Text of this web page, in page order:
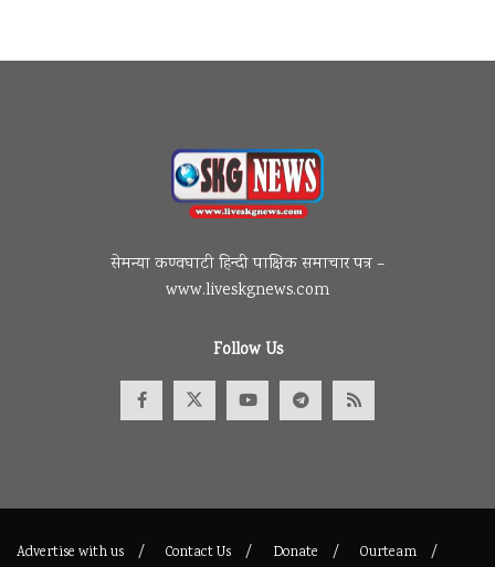
सेमन्या कण्वघाटी हिन्दी पाक्षिक समाचार पत्र –
www.liveskgnews.com
Follow Us
Advertise with us Contact Us Donate Ourteam